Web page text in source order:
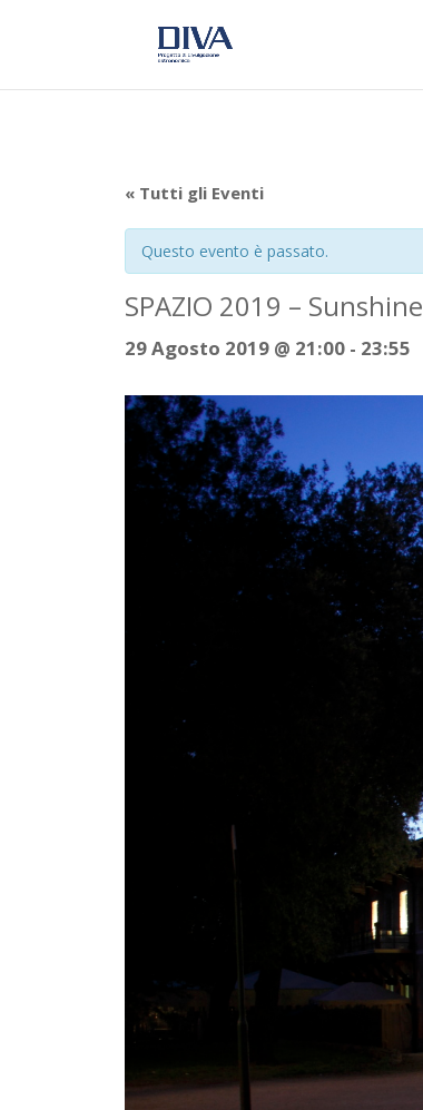
« Tutti gli Eventi
Questo evento è passato.
SPAZIO 2019 – Sunshine
29 Agosto 2019 @ 21:00 - 23:55